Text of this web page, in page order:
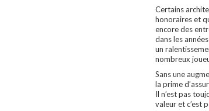
Certains
honoraires et
encore des
dans les
un
nombreux
Sans une
la prime
Il n’est pas
valeur et c’est